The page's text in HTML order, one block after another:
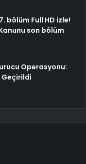
bölüm Full HD izle!
son bölüm
Operasyonu:
Geçirildi